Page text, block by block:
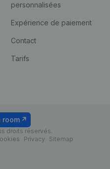
personnalisées
Expérience de paiement
Contact
Tarifs
droits réservés.
Privacy Sitemap
room